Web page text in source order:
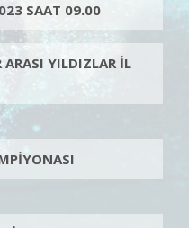
SAAT 09.00
ARASI YILDIZLAR İL